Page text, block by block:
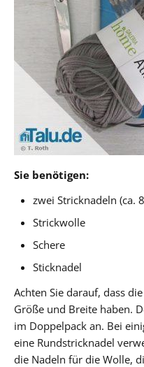
Sie benötigen:
zwei Stricknadeln (ca.
Strickwolle
Schere
Sticknadel
Achten Sie darauf, dass
Größe und Breite haben.
im Doppelpack an. Bei
eine Rundstricknadel
die Nadeln für die Wolle,